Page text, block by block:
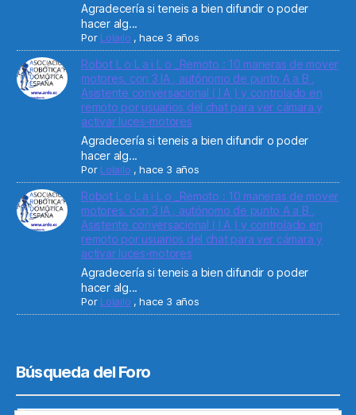
Agradecería si teneis a bien difundir o poder
hacer alg...
Por Lolailo ,hace 3 años
Robot L o L a i L o _Remoto : 10 maneras de mover
motores. con 3 IA , autónomo de punto A a B ,
Asistente conversacional ( I A ) y controlado en
remoto por usuarios del chat para ver cámara y
activar luces-motores
Agradecería si teneis a bien difundir o poder
hacer alg...
Por Lolailo ,hace 3 años
Robot L o L a i L o _Remoto : 10 maneras de mover
motores. con 3 IA , autónomo de punto A a B ,
Asistente conversacional ( I A ) y controlado en
remoto por usuarios del chat para ver cámara y
activar luces-motores
Agradecería si teneis a bien difundir o poder
hacer alg...
Por Lolailo ,hace 3 años
Búsqueda del Foro